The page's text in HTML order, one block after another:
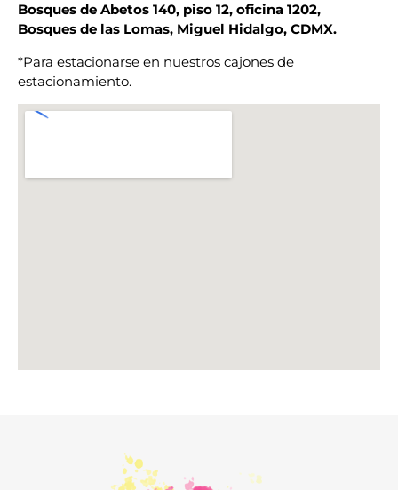
Bosques de Abetos 140, piso 12, oficina 1202,
Bosques de las Lomas, Miguel Hidalgo, CDMX.
*Para estacionarse en nuestros cajones de
estacionamiento.